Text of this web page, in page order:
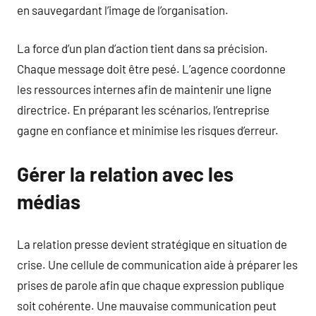
en sauvegardant l’image de l’organisation.
La force d’un plan d’action tient dans sa précision.
Chaque message doit être pesé. L’agence coordonne
les ressources internes afin de maintenir une ligne
directrice. En préparant les scénarios, l’entreprise
gagne en confiance et minimise les risques d’erreur.
Gérer la relation avec les
médias
La relation presse devient stratégique en situation de
crise. Une cellule de communication aide à préparer les
prises de parole afin que chaque expression publique
soit cohérente. Une mauvaise communication peut